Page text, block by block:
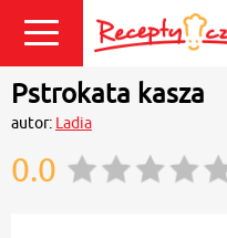
Přihlásit se
Pstrokata kasza
autor: Ladia
0.0